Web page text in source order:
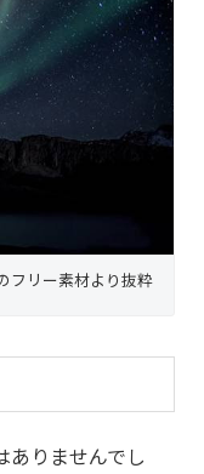
フリー素材より抜粋
りませんでし